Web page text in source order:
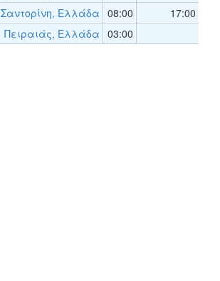
Σαντορίνη, Ελλάδα 08:00
17:00
Πειραιάς, Ελλάδα 03:00